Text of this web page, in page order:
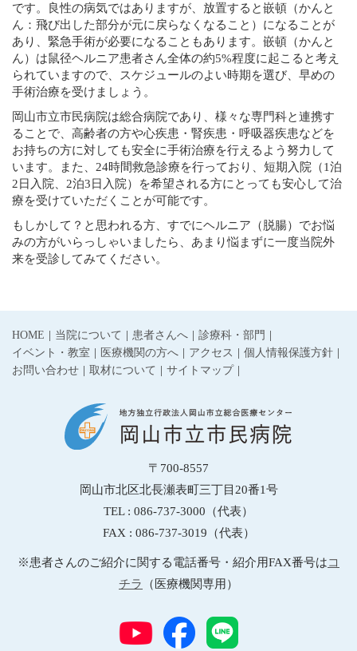
です。良性の病気ではありますが、放置すると嵌頓（かんと
ん：飛び出した部分が元に戻らなくなること）になることが
あり、緊急手術が必要になることもあります。嵌頓（かんと
ん）は鼠径ヘルニア患者さん全体の約5%程度に起こると考え
られていますので、スケジュールのよい時期を選び、早めの
手術治療を受けましょう。
岡山市立市民病院は総合病院であり、様々な専門科と連携す
ることで、高齢者の方や心疾患・腎疾患・呼吸器疾患などを
お持ちの方に対しても安全に手術治療を行えるよう努力して
います。また、24時間救急診療を行っており、短期入院（1泊
2日入院、2泊3日入院）を希望される方にとっても安心して治
療を受けていただくことが可能です。
もしかして？と思われる方、すでにヘルニア（脱腸）でお悩
みの方がいらっしゃいましたら、あまり悩まずに一度当院外
来を受診してみてください。
HOME 当院について 患者さんへ
診療科・部門
イベント・教室
医療機関の方へ アクセス
個人情報保護方針
お問い合わせ
取材について サイトマップ
〒700-8557
岡山市北区北長瀬表町三丁目20番1号
TEL : 086-737-3000（代表）
FAX : 086-737-3019（代表）
※患者さんのご紹介に関する電話番号・紹介用FAX番号はコ
チラ
（医療機関専用）